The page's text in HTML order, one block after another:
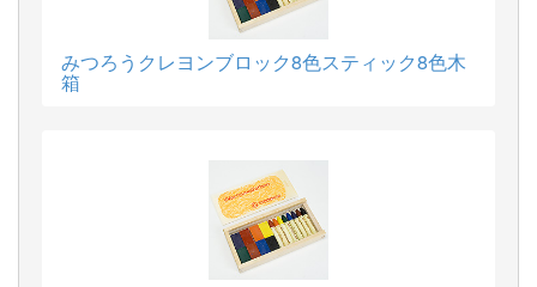
みつろうクレヨンブロック8色スティック8色木
箱